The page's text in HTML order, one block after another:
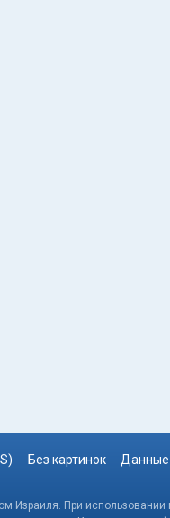
Без картинок Данные
Израиля. При